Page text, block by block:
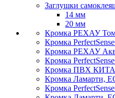
Заглушки
14 мм
20 мм
Кромка PЕХАУ
Кромка
Кромка PЕХАУ
Кромка
Кромка ПВХ
Кромка Ламарти,
Кромка